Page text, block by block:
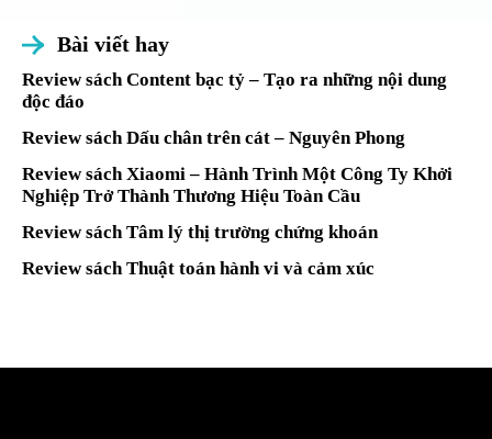
Bài viết hay
Review sách Content bạc tỷ – Tạo ra những nội dung
độc đáo
Review sách Dấu chân trên cát – Nguyên Phong
Review sách Xiaomi – Hành Trình Một Công Ty Khởi
Nghiệp Trở Thành Thương Hiệu Toàn Cầu
Review sách Tâm lý thị trường chứng khoán
Review sách Thuật toán hành vi và cảm xúc